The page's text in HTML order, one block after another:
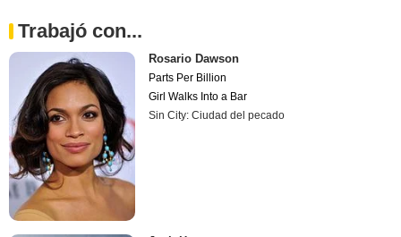
Trabajó con...
Rosario Dawson
Parts Per Billion
Girl Walks Into a Bar
Sin City: Ciudad del pecado